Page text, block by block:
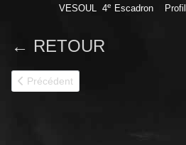
VESOUL 4e Escadron
← RETOUR
Article précédent : 12e RC
Précédent